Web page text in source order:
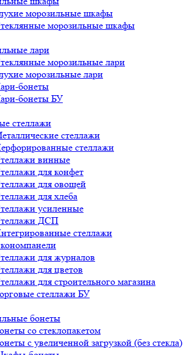
морозильные шкафы
морозильные шкафы
лари
морозильные лари
морозильные лари
бонеты
бонеты БУ
стеллажи
стеллажи
стеллажи
винные
для конфет
для овощей
для хлеба
усиленные
ДСП
стеллажи
для журналов
для цветов
для строительного магазина
стеллажи БУ
бонеты
со стеклопакетом
с увеличенной загрузкой (без стекла)